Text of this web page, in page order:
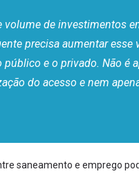
volume de investimentos
precisa aumentar
e o privado. Não é
do acesso e nem
saneamento e emprego